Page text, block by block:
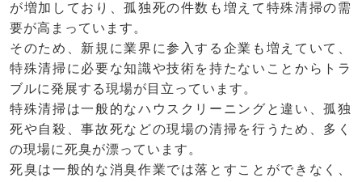
が増加しており、孤独死の件数も増えて特殊清掃の需
要が高まっています。
そのため、新規に業界に参入する企業も増えていて、
特殊清掃に必要な知識や技術を持たないことからトラ
ブルに発展する現場が目立っています。
特殊清掃は一般的なハウスクリーニングと違い、孤独
死や自殺、事故死などの現場の清掃を行うため、多く
の現場に死臭が漂っています。
死臭は一般的な消臭作業では落とすことができなく、